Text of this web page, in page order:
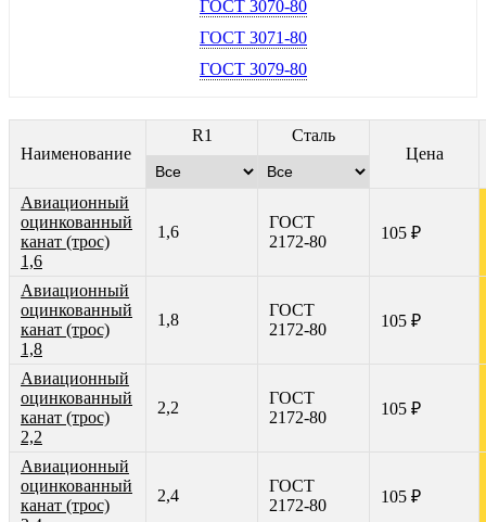
ГОСТ 3070-80
ГОСТ 3071-80
ГОСТ 3079-80
Наименование
R1
Сталь
Цена
Авиационный
оцинкованный
канат (трос)
1,6
1,6
ГОСТ
2172-80
105 ₽
Авиационный
оцинкованный
канат (трос)
1,8
1,8
ГОСТ
2172-80
105 ₽
Авиационный
оцинкованный
канат (трос)
2,2
2,2
ГОСТ
2172-80
105 ₽
Авиационный
оцинкованный
канат (трос)
2,4
ГОСТ
2172-80
105 ₽